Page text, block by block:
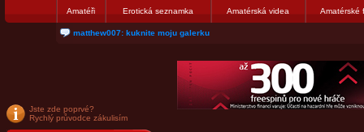
Amatéři Erotická seznamka Amatérská videa Amatérské
matthew007: kuknite moju galerku
Jste zde poprvé?
Rychlý průvodce zákulisím